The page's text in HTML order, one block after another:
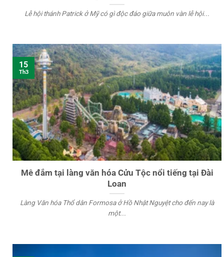
Lễ hội thánh Patrick ở Mỹ có gì độc đáo giữa muôn vàn lễ hội...
Mê đắm tại làng văn hóa Cửu Tộc nổi tiếng tại Đài
Loan
Làng Văn hóa Thổ dân Formosa ở Hồ Nhật Nguyệt cho đến nay là
một...
15
Th3